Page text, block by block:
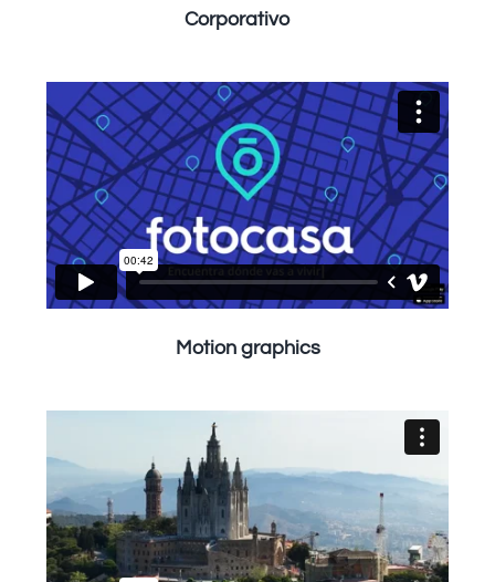
Corporativo
Motion graphics